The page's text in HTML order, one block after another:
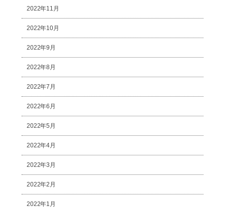
2022年11月
2022年10月
2022年9月
2022年8月
2022年7月
2022年6月
2022年5月
2022年4月
2022年3月
2022年2月
2022年1月